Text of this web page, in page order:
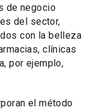
de negocio
del sector,
con la belleza
clínicas
por ejemplo,
el método